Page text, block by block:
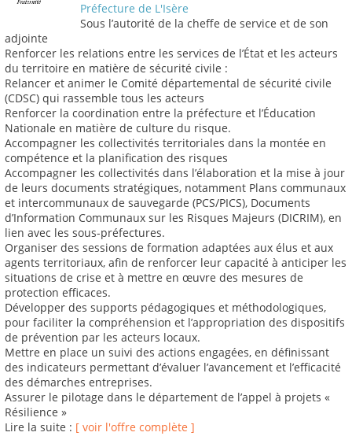
Préfecture de L'Isère
Sous l’autorité de la cheffe de service et de son
adjointe
Renforcer les relations entre les services de l’État et les acteurs
du territoire en matière de sécurité civile :
Relancer et animer le Comité départemental de sécurité civile
(CDSC) qui rassemble tous les acteurs
Renforcer la coordination entre la préfecture et l’Éducation
Nationale en matière de culture du risque.
Accompagner les collectivités territoriales dans la montée en
compétence et la planification des risques
Accompagner les collectivités dans l’élaboration et la mise à jour
de leurs documents stratégiques, notamment Plans communaux
et intercommunaux de sauvegarde (PCS/PICS), Documents
d’Information Communaux sur les Risques Majeurs (DICRIM), en
lien avec les sous-préfectures.
Organiser des sessions de formation adaptées aux élus et aux
agents territoriaux, afin de renforcer leur capacité à anticiper les
situations de crise et à mettre en œuvre des mesures de
protection efficaces.
Développer des supports pédagogiques et méthodologiques,
pour faciliter la compréhension et l’appropriation des dispositifs
de prévention par les acteurs locaux.
Mettre en place un suivi des actions engagées, en définissant
des indicateurs permettant d’évaluer l’avancement et l’efficacité
des démarches entreprises.
Assurer le pilotage dans le département de l’appel à projets «
Résilience »
Lire la suite : [ voir l'offre complète ]